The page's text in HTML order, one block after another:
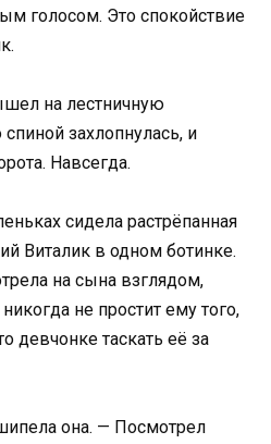
голосом. Это спокойствие
на лестничную
захлопнулась, и
Навсегда.
сидела растрёпанная
Виталик в одном ботинке.
на сына взглядом,
не простит ему того,
девчонке таскать её за
она. — Посмотрел